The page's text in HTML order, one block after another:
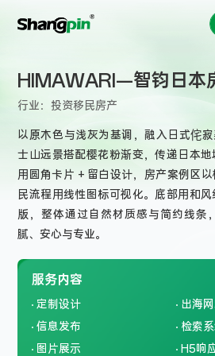
HIMAWARI—智钧日本
行业：投资移民房产
以原木色与浅灰为基调，融入日式侘
士山远景搭配樱花粉渐变，传递日本
用圆角卡片 + 留白设计，房产案例区
民流程用线性图标可视化。底部用和
版，整体通过自然材质感与简约线条
腻、安心与专业。
服务内容
定制设计
出海
信息发布
检索
图片展示
H5响